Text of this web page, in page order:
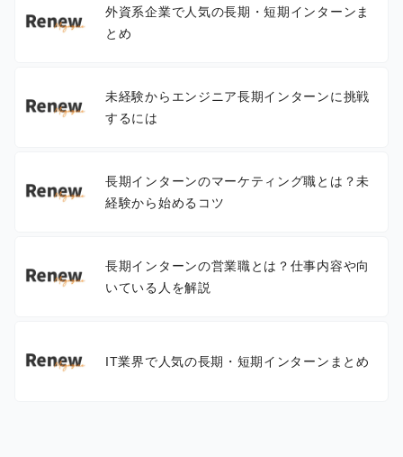
外資系企業で人気の長期・短期インターンま
とめ
未経験からエンジニア長期インターンに挑戦
するには
長期インターンのマーケティング職とは？未
経験から始めるコツ
長期インターンの営業職とは？仕事内容や向
いている人を解説
IT業界で人気の長期・短期インターンまとめ